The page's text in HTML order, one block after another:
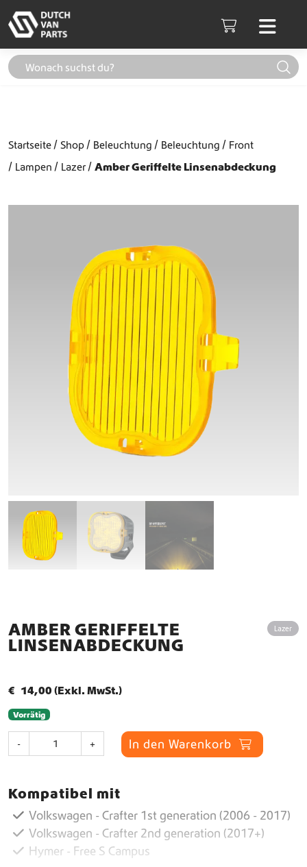
Cart
Startseite Shop Beleuchtung Beleuchtung
Front
Lampen
Lazer Amber Geriffelte Linsenabdeckung
AMBER GERIFFELTE
LINSENABDECKUNG
Lazer
€ 14,00 (Exkl. MwSt.)
Vorrätig
- + In den Warenkorb
Kompatibel mit
Volkswagen - Crafter 1st generation (2006 - 2017)
Volkswagen - Crafter 2nd generation (2017+)
Hymer - Free S Campus